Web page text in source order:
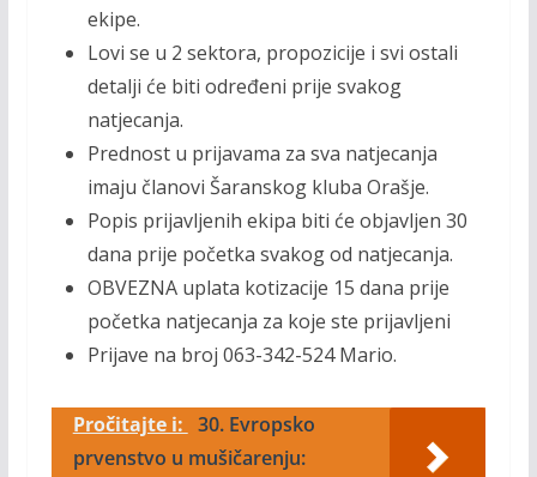
ekipe.
Lovi se u 2 sektora, propozicije i svi ostali
detalji će biti određeni prije svakog
natjecanja.
Prednost u prijavama za sva natjecanja
imaju članovi Šaranskog kluba Orašje.
Popis prijavljenih ekipa biti će objavljen 30
dana prije početka svakog od natjecanja.
OBVEZNA uplata kotizacije 15 dana prije
početka natjecanja za koje ste prijavljeni
Prijave na broj 063-342-524 Mario.
Pročitajte i: 30. Evropsko
prvenstvo u mušičarenju: